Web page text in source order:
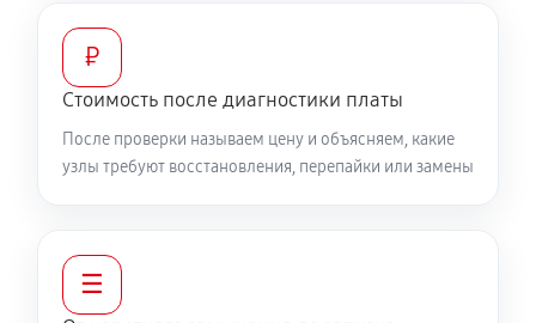
₽
Стоимость после диагностики платы
После проверки называем цену и объясняем, какие
узлы требуют восстановления, перепайки или замены
☰